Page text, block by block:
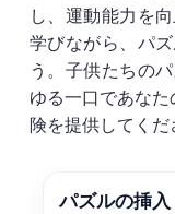
し、運動能力を
学びながら、パ
う。子供たちの
ゆる一口であな
険を提供してくだ
パズルの挿入